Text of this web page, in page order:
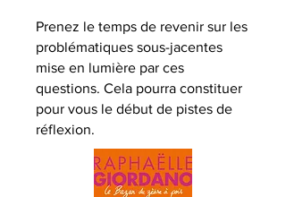
Prenez le temps de revenir sur les
problématiques sous-jacentes
mise en lumière par ces
questions. Cela pourra constituer
pour vous le début de pistes de
réflexion.